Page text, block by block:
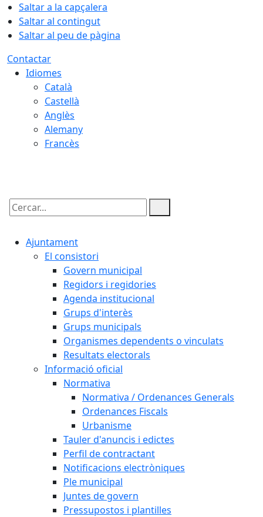
Saltar a la capçalera
Saltar al contingut
Saltar al peu de pàgina
Contactar
Idiomes
Català
Castellà
Anglès
Alemany
Francès
Cercar:
Ajuntament
El consistori
Govern municipal
Regidors i regidories
Agenda institucional
Grups d'interès
Grups municipals
Organismes dependents o vinculats
Resultats electorals
Informació oficial
Normativa
Normativa / Ordenances Generals
Ordenances Fiscals
Urbanisme
Tauler d'anuncis i edictes
Perfil de contractant
Notificacions electròniques
Ple municipal
Juntes de govern
Pressupostos i plantilles